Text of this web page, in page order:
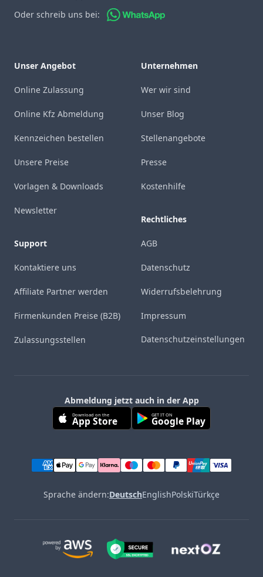
Oder schreib uns bei:
Unser Angebot
Online Zulassung
Online Kfz Abmeldung
Kennzeichen bestellen
Unsere Preise
Vorlagen & Downloads
Newsletter
Support
Kontaktiere uns
Affiliate Partner werden
Firmenkunden Preise (B2B)
Zulassungsstellen
Unternehmen
Wer wir sind
Unser Blog
Stellenangebote
Presse
Kostenhilfe
Rechtliches
AGB
Datenschutz
Widerrufsbelehrung
Impressum
Datenschutzeinstellungen
Abmeldung jetzt auch in der App
Download on the
App Store GET IT ON
Google Play
Sprache ändern:DeutschEnglishPolskiTürkçe